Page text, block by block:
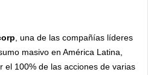
, una de las compañías líderes
masivo en América Latina,
el 100% de las acciones de varias